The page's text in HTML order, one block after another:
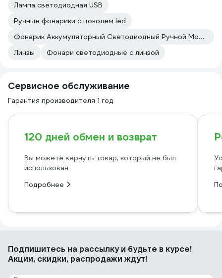
Лампа светодиодная USB
Ручные фонарики с цоколем led
Фонарик Аккумуляторный Светодиодный Ручной Мощный Пржектор
Линзы
Фонари светодиодные с линзой
Сервисное обслуживание
Гарантия производителя 1 год
120 дней обмен и возврат
Вы можете вернуть товар, который не был
использован
Подробнее
Подпишитесь на рассылкуи будьте в курсе!
Акции, скидки, распродажи ждут!